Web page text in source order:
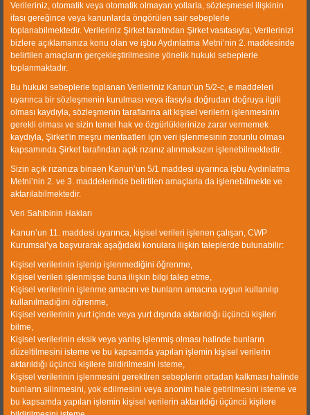
Ltd. Co. was established in 1990 and is operating in
Izmir Ataturk Industrial Zone with a closed production
area of 10000 sqm. Our main business is the plant and
equipment engineering.
Quick Link
Corporate
Products
References
Human Resources
Contact information
Sasalı Merkez mahallesi 66 Sokak
No 3, PK.35620,Çiğli/İZMİR-
TÜRKİYE
T: +90 232 327 39 30 (Pbx)
C: +90 533 271 46 47
M:info@cwp.com.tr
Verileriniz, otomatik veya otomatik olmayan yollarla, sözleşmesel ilişkinin
ifası gereğince veya kanunlarda öngörülen sair sebeplerle
toplanabilmektedir. Verileriniz Şirket tarafından Şirket vasıtasıyla; Verilerinizi
bizlere açıklamanıza konu olan ve işbu Aydınlatma Metni’nin 2. maddesinde
belirtilen amaçların gerçekleştirilmesine yönelik hukuki sebeplerle
toplanmaktadır.
Bu hukuki sebeplerle toplanan Verileriniz Kanun’un 5/2-c, e maddeleri
uyarınca bir sözleşmenin kurulması veya ifasıyla doğrudan doğruya ilgili
olması kaydıyla, sözleşmenin taraflarına ait kişisel verilerin işlenmesinin
gerekli olması ve sizin temel hak ve özgürlüklerinize zarar vermemek
kaydıyla, Şirket’in meşru menfaatleri için veri işlenmesinin zorunlu olması
kapsamında Şirket tarafından açık rızanız alınmaksızın işlenebilmektedir.
Sizin açık rızanıza binaen Kanun’un 5/1 maddesi uyarınca işbu Aydınlatma
Metni’nin 2. ve 3. maddelerinde belirtilen amaçlarla da işlenebilmekte ve
aktarılabilmektedir.
Veri Sahibinin Hakları
Kanun’un 11. maddesi uyarınca, kişisel verileri işlenen çalışan, CWP
Kurumsal’ya başvurarak aşağıdaki konulara ilişkin taleplerde bulunabilir:
Kişisel verilerinin işlenip işlenmediğini öğrenme,
Kişisel verileri işlenmişse buna ilişkin bilgi talep etme,
Kişisel verilerinin işlenme amacını ve bunların amacına uygun kullanılıp
kullanılmadığını öğrenme,
Kişisel verilerinin yurt içinde veya yurt dışında aktarıldığı üçüncü kişileri
bilme,
Kişisel verilerinin eksik veya yanlış işlenmiş olması halinde bunların
düzeltilmesini isteme ve bu kapsamda yapılan işlemin kişisel verilerin
aktarıldığı üçüncü kişilere bildirilmesini isteme,
Kişisel verilerinin işlenmesini gerektiren sebeplerin ortadan kalkması halinde
bunların silinmesini, yok edilmesini veya anonim hale getirilmesini isteme ve
bu kapsamda yapılan işlemin kişisel verilerin aktarıldığı üçüncü kişilere